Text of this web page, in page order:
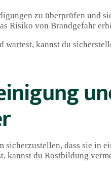
zu überprüfen und
Risiko von Brandgefahr
kannst du
dass sie in
du Rostbildung